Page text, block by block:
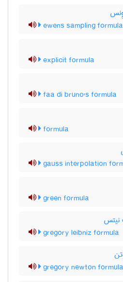
ewens sampling formula
explicit formula
faa di bruno's formula
formula
gauss interpolation
green formula
نیتس
gregory leibniz formula
gregory newton formula